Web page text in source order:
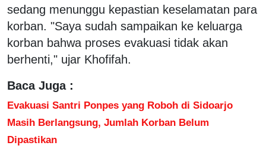
sedang menunggu kepastian keselamatan para
korban. "Saya sudah sampaikan ke keluarga
korban bahwa proses evakuasi tidak akan
berhenti," ujar Khofifah.
Baca Juga :
Evakuasi Santri Ponpes yang Roboh di Sidoarjo
Masih Berlangsung, Jumlah Korban Belum
Dipastikan